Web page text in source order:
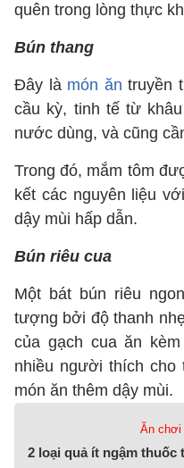
quên trong lòng thực
Bún thang
Đây là món ăn truyền
cầu kỳ, tinh tế từ
nước dùng, và cũng
Trong đó, mắm tôm
kết các nguyên liệu
dậy mùi hấp dẫn.
Bún riêu cua
Một bát bún riêu
tượng bởi độ thanh
của gạch cua ăn
nhiều người thích cho
món ăn thêm dậy mùi.
Ăn chơi
2 loại quả ít ngậm thuốc